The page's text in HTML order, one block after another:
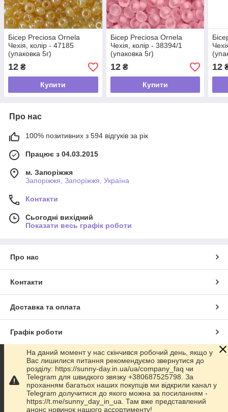
Бісер Preciosa Ornela
Чехія, колір - 47185
(упаковка 5г)
12 ₴
Купити
Бісер Preciosa Ornela
Чехія, колір - 38394/1
(упаковка 5г)
12₴
Купити
12
Про нас
100% позитивних з 594 відгуків за рік
Працює з 04.03.2015
м. Запоріжжя
Запоріжжя, Запоріжжя, Україна
Контакти
Сьогодні вихідний
Показати весь графік роботи
Про нас
Контакти
Доставка та оплата
Графік роботи
Повна версія сайту
Сайт створено на маркетплейсіProm.ua
Політика конфіденційності
На даний момент у нас скінчився робочий день, якщо у
Вас лишилися питання рекомендуємо звернутися до
розділу: https://sunny-day.in.ua/ua/company_faq чи
Telegram для швидкого звязку +380687525798. За
проханням багатьох наших покупців ми відкрили канал у
Telegram долучитися до якого можна за посиланням -
https://t.me/sunny_day_in_ua. Там вже представлений
анонс новинок нашого ассортименту!